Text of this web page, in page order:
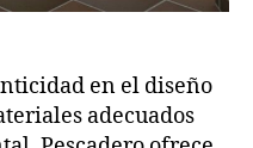
en el diseño
adecuados